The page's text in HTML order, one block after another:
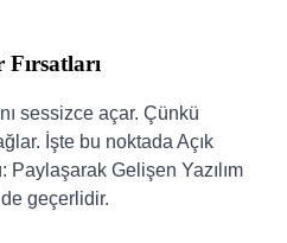
Fırsatları
sessizce açar. Çünkü
İşte bu noktada Açık
Gelişen Yazılım
geçerlidir.